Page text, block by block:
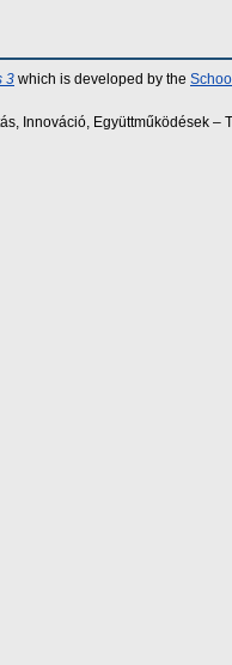
3 which is developed by the
Innováció, Együttműködések